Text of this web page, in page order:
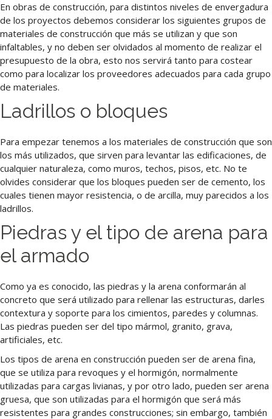
En obras de construcción, para distintos niveles de envergadura
de los proyectos debemos considerar los siguientes grupos de
materiales de construcción que más se utilizan y que son
infaltables, y no deben ser olvidados al momento de realizar el
presupuesto de la obra, esto nos servirá tanto para costear
como para localizar los proveedores adecuados para cada grupo
de materiales.
Ladrillos o bloques
Para empezar tenemos a los materiales de construcción que son
los más utilizados, que sirven para levantar las edificaciones, de
cualquier naturaleza, como muros, techos, pisos, etc. No te
olvides considerar que los bloques pueden ser de cemento, los
cuales tienen mayor resistencia, o de arcilla, muy parecidos a los
ladrillos.
Piedras y el tipo de arena para
el armado
Como ya es conocido, las piedras y la arena conformarán al
concreto que será utilizado para rellenar las estructuras, darles
contextura y soporte para los cimientos, paredes y columnas.
Las piedras pueden ser del tipo mármol, granito, grava,
artificiales, etc.
Los tipos de arena en construcción pueden ser de arena fina,
que se utiliza para revoques y el hormigón, normalmente
utilizadas para cargas livianas, y por otro lado, pueden ser arena
gruesa, que son utilizadas para el hormigón que será más
resistentes para grandes construcciones; sin embargo, también